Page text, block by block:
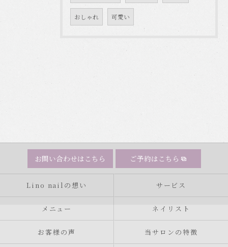
おしゃれ 可愛い
お問い合わせはこちら ご予約はこちら
Lino nailの想い サービス
メニュー ネイリスト
お客様の声 当サロンの特徴